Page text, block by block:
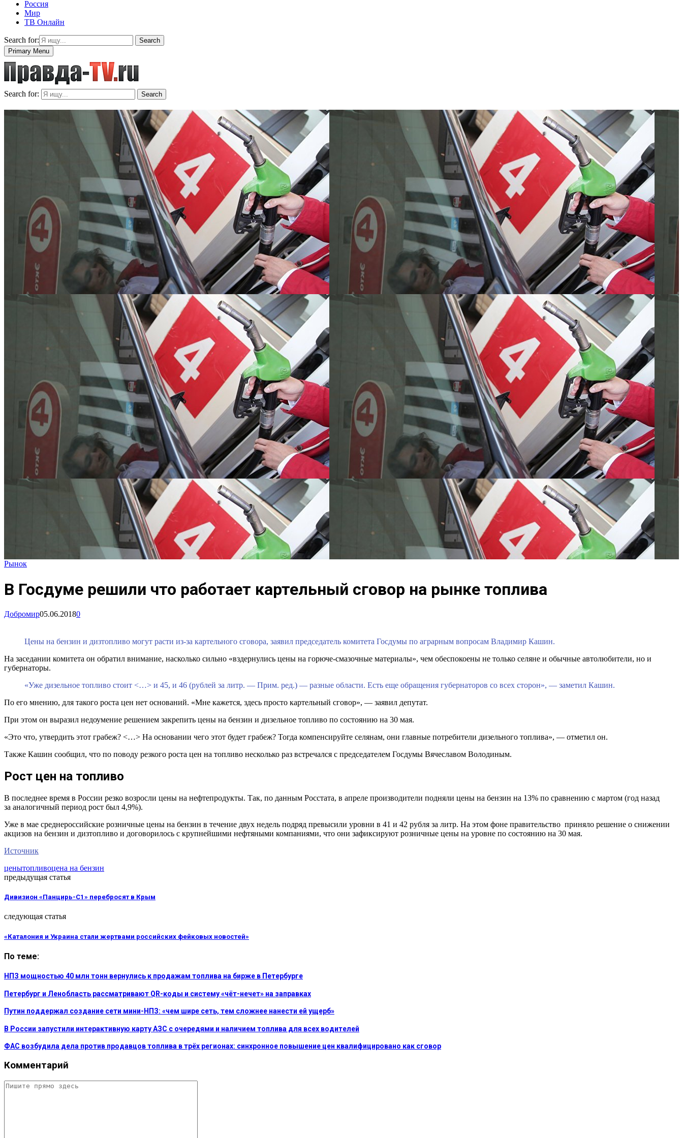
Россия
Мир
ТВ Онлайн
Search for:
Search
Primary Menu
Search for: Search
Рынок
В Госдуме решили что работает картельный сговор на рынке топлива
Добромир05.06.20180
Цены на бензин и дизтопливо могут расти из-за картельного сговора, заявил председатель комитета Госдумы по аграрным вопросам Владимир Кашин.
На заседании комитета он обратил внимание, насколько сильно «вздернулись цены на горюче-смазочные материалы», чем обеспокоены не только селяне и обычные автолюбители, но и
губернаторы.
«Уже дизельное топливо стоит <…> и 45, и 46 (рублей за литр. — Прим. ред.) — разные области. Есть еще обращения губернаторов со всех сторон», — заметил Кашин.
По его мнению, для такого роста цен нет оснований. «Мне кажется, здесь просто картельный сговор», — заявил депутат.
При этом он выразил недоумение решением закрепить цены на бензин и дизельное топливо по состоянию на 30 мая.
«Это что, утвердить этот грабеж? <…> На основании чего этот будет грабеж? Тогда компенсируйте селянам, они главные потребители дизельного топлива», — отметил он.
Также Кашин сообщил, что по поводу резкого роста цен на топливо несколько раз встречался с председателем Госдумы Вячеславом Володиным.
Рост цен на топливо
В последнее время в России резко возросли цены на нефтепродукты. Так, по данным Росстата, в апреле производители подняли цены на бензин на 13% по сравнению с мартом (год назад
за аналогичный период рост был 4,9%).
Уже в мае среднероссийские розничные цены на бензин в течение двух недель подряд превысили уровни в 41 и 42 рубля за литр. На этом фоне правительство приняло решение о снижении
акцизов на бензин и дизтопливо и договорилось с крупнейшими нефтяными компаниями, что они зафиксируют розничные цены на уровне по состоянию на 30 мая.
Источник
ценытопливоцена на бензин
предыдущая статья
Дивизион «Панцирь-С1» перебросят в Крым
следующая статья
«Каталония и Украина стали жертвами российских фейковых новостей»
По теме:
НПЗ мощностью 40 млн тонн вернулись к продажам топлива на бирже в Петербурге
Петербург и Ленобласть рассматривают QR-коды и систему «чёт-нечет» на заправках
Путин поддержал создание сети мини-НПЗ: «чем шире сеть, тем сложнее нанести ей ущерб»
В России запустили интерактивную карту АЗС с очередями и наличием топлива для всех водителей
ФАС возбудила дела против продавцов топлива в трёх регионах: синхронное повышение цен квалифицировано как сговор
Комментарий